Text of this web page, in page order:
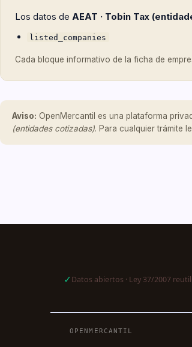
Los datos de AEAT · Tobin Tax
listed_companies
Cada bloque informativo de la ficha de
Aviso: OpenMercantil es una plataforma
(entidades cotizadas). Para cualquier trámite
✓Datos abiertos · Ley 37/2007
Navegación del
OPENMERCANTIL